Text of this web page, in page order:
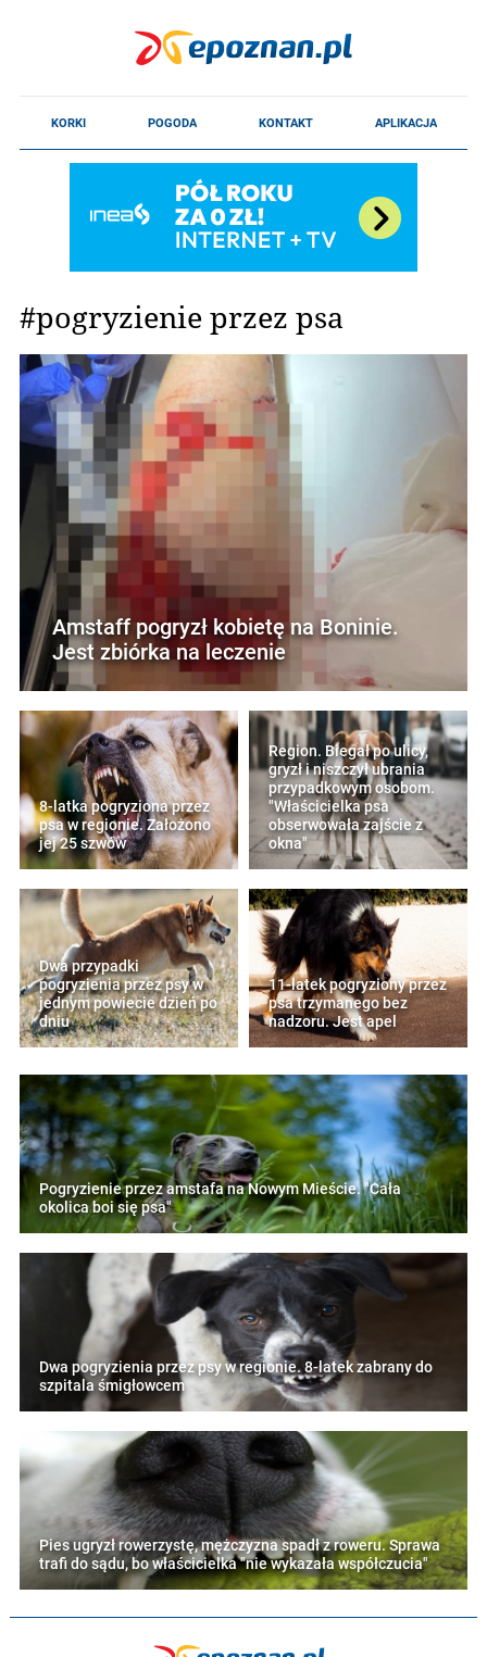
#pogryzienie przez psa
Amstaff pogryzł kobietę na Boninie.
Jest zbiórka na leczenie
8-latka pogryziona przez
psa w regionie. Założono
jej 25 szwów
Region. Biegał po ulicy,
gryzł i niszczył ubrania
przypadkowym osobom.
"Właścicielka psa
obserwowała zajście z
okna"
Dwa przypadki
pogryzienia przez psy w
jednym powiecie dzień po
dniu
11-latek pogryziony przez
psa trzymanego bez
nadzoru. Jest apel
Pogryzienie przez amstafa na Nowym Mieście. "Cała
okolica boi się psa"
Dwa pogryzienia przez psy w regionie. 8-latek zabrany do
szpitala śmigłowcem
Pies ugryzł rowerzystę, mężczyzna spadł z roweru. Sprawa
trafi do sądu, bo właścicielka "nie wykazała współczucia"